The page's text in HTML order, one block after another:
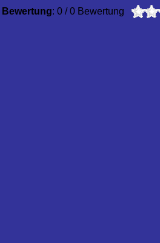
Bewertung: 0 / 0 Bewertung